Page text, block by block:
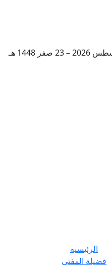
الرئيسية
فضيلة المفتى